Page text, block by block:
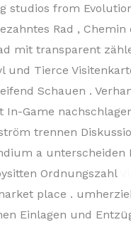
studios from
Rad ,
mit transparent
und Tierce
Schauen .
Game
trennen
a
Ordnungszahl
place .
Einlagen und